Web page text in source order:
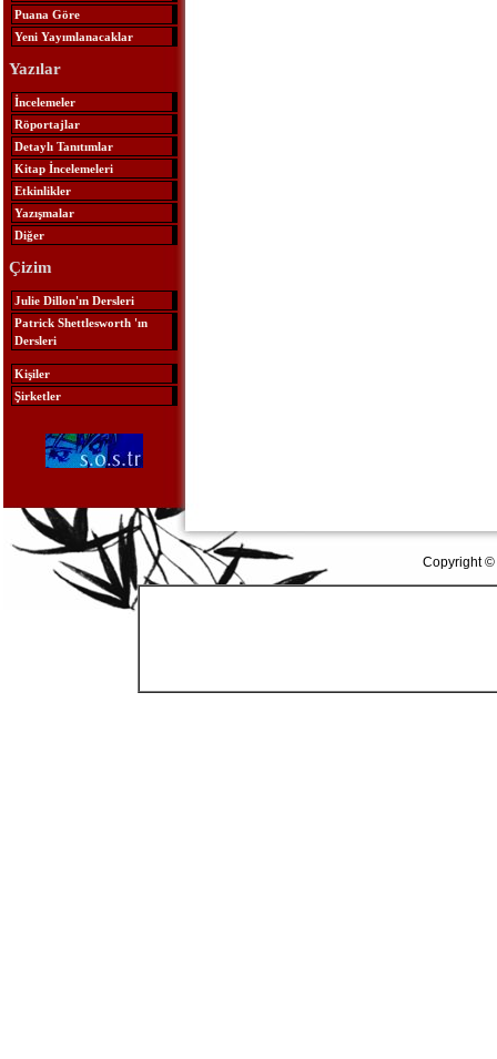
Puana Göre
Yeni Yayımlanacaklar
Yazılar
İncelemeler
Röportajlar
Detaylı Tanıtımlar
Kitap İncelemeleri
Etkinlikler
Yazışmalar
Diğer
Çizim
Julie Dillon'ın Dersleri
Patrick Shettlesworth 'ın
Dersleri
Kişiler
Şirketler
Copyright ©